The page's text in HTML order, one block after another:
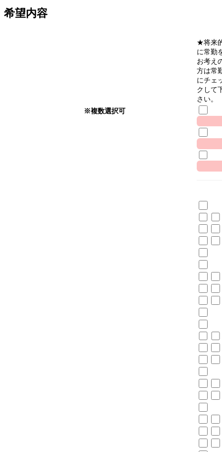
希望内容
※複数選択可
★将来
に常勤
お考え
方は常
にチェ
クして
さい。